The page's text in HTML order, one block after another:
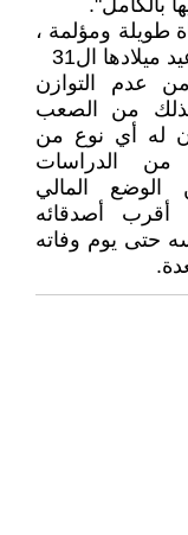
بالكامل".
1846 ، بعد معاناة طويلة ومؤلمة ،
ميلادها ال31
عدم التوازن
لذلك من الصعب
له أي نوع من
من الدراسات
الوضع المالي
أصدقائه
حتى يوم وفاته